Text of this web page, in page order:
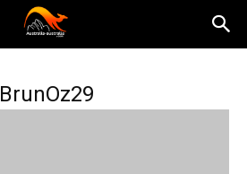
BrunOz29